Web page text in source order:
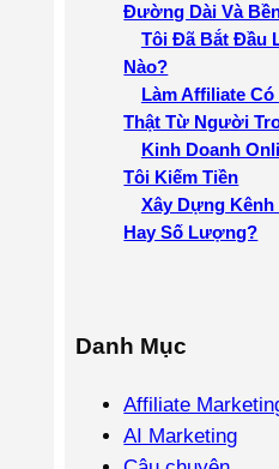
Đường Dài Và
Tôi Đã Bắt Đầu
Nào?
Làm Affiliate
Thật Từ Người
Kinh Doanh
Tôi Kiếm Tiền
Xây Dựng
Hay Số Lượng?
Danh Mục
Affiliate
AI Marketing